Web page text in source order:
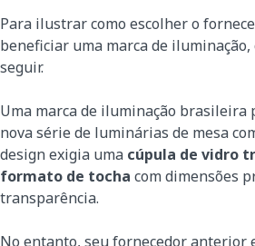
Para ilustrar como escolher o
beneficiar uma marca de
seguir.
Uma marca de iluminação brasileira
nova série de luminárias de mesa
design exigia uma cúpula de vidro
formato de tocha com dimensões
transparência.
No entanto, seu fornecedor anterior